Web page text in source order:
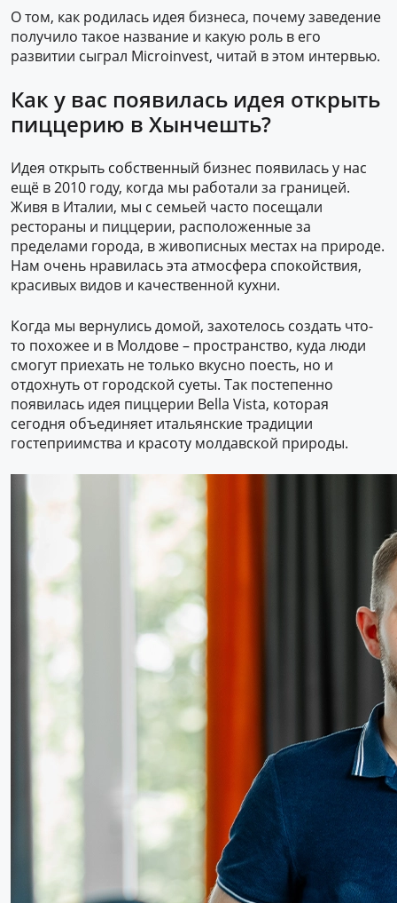
О том, как родилась идея бизнеса, почему заведение
получило такое название и какую роль в его
развитии сыграл Microinvest, читай в этом интервью.
Как у вас появилась идея открыть
пиццерию в Хынчешть?
Идея открыть собственный бизнес появилась у нас
ещё в 2010 году, когда мы работали за границей.
Живя в Италии, мы с семьей часто посещали
рестораны и пиццерии, расположенные за
пределами города, в живописных местах на природе.
Нам очень нравилась эта атмосфера спокойствия,
красивых видов и качественной кухни.
Когда мы вернулись домой, захотелось создать что-
то похожее и в Молдове – пространство, куда люди
смогут приехать не только вкусно поесть, но и
отдохнуть от городской суеты. Так постепенно
появилась идея пиццерии Bella Vista, которая
сегодня объединяет итальянские традиции
гостеприимства и красоту молдавской природы.